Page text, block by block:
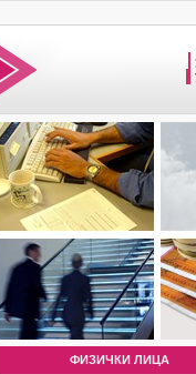
ФИЗИЧКИ ЛИЦА